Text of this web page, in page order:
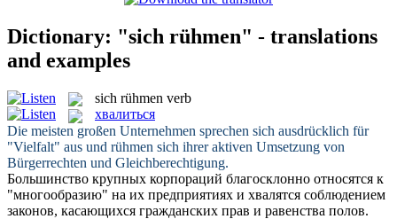
Dictionary: "sich rühmen" - translations
and examples
sich rühmen verb
хвалиться
Die meisten großen Unternehmen sprechen sich ausdrücklich für
"Vielfalt" aus und rühmen sich ihrer aktiven Umsetzung von
Bürgerrechten und Gleichberechtigung.
Большинство крупных корпораций благосклонно относятся к
"многообразию" на их предприятиях и хвалятся соблюдением
законов, касающихся гражданских прав и равенства полов.